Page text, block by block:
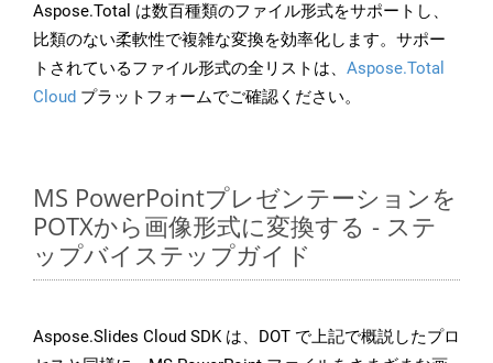
Aspose.Total は数百種類のファイル形式をサポートし、
比類のない柔軟性で複雑な変換を効率化します。サポー
トされているファイル形式の全リストは、 Aspose.Total
Cloud プラットフォームでご確認ください。
MS PowerPointプレゼンテーションを
POTXから画像形式に変換する - ステ
ップバイステップガイド
Aspose.Slides Cloud SDK は、DOT で上記で概説したプロ